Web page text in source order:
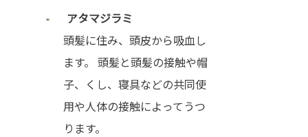
アタマジラミ
頭髪に住み、頭皮から吸血し
ます。 頭髪と頭髪の接触や帽
子、くし、寝具などの共同使
用や人体の接触によってうつ
ります。